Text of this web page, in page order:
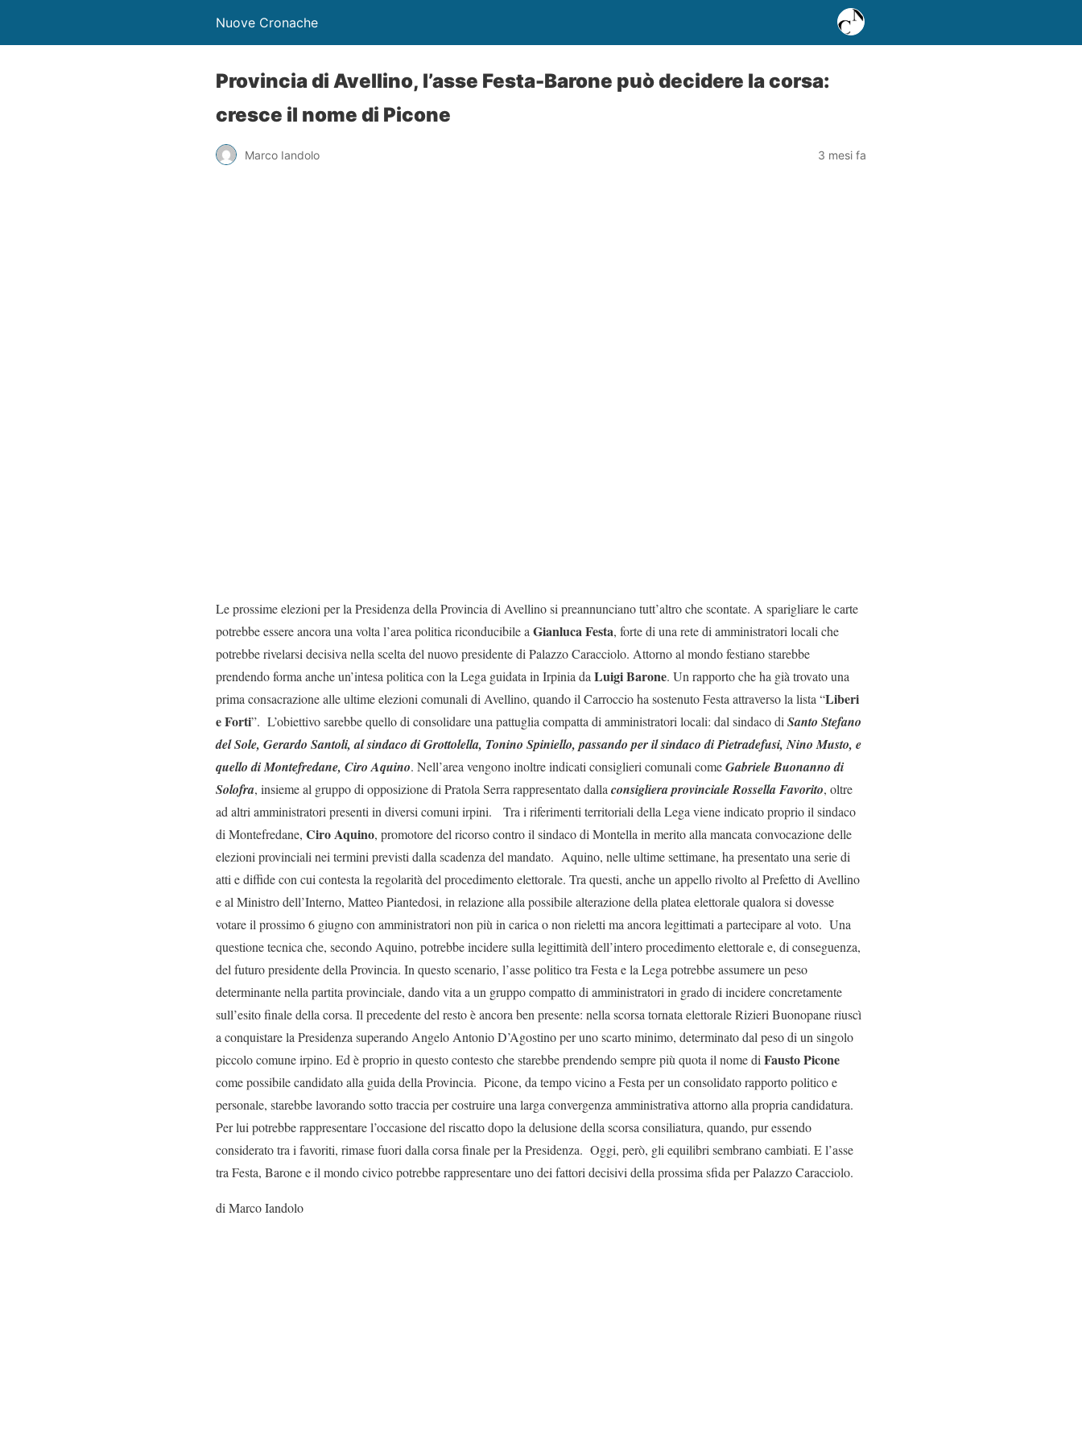
Nuove Cronache
Provincia di Avellino, l’asse Festa-Barone può decidere la corsa:
cresce il nome di Picone
Marco Iandolo 3 mesi fa
Le prossime elezioni per la Presidenza della Provincia di Avellino si preannunciano tutt’altro che scontate. A sparigliare le carte
potrebbe essere ancora una volta l’area politica riconducibile a Gianluca Festa, forte di una rete di amministratori locali che
potrebbe rivelarsi decisiva nella scelta del nuovo presidente di Palazzo Caracciolo. Attorno al mondo festiano starebbe
prendendo forma anche un’intesa politica con la Lega guidata in Irpinia da Luigi Barone. Un rapporto che ha già trovato una
prima consacrazione alle ultime elezioni comunali di Avellino, quando il Carroccio ha sostenuto Festa attraverso la lista “Liberi
e Forti”. L’obiettivo sarebbe quello di consolidare una pattuglia compatta di amministratori locali: dal sindaco di Santo Stefano
del Sole, Gerardo Santoli, al sindaco di Grottolella, Tonino Spiniello, passando per il sindaco di Pietradefusi, Nino Musto, e
quello di Montefredane, Ciro Aquino. Nell’area vengono inoltre indicati consiglieri comunali comeGabriele Buonanno di
Solofra, insieme al gruppo di opposizione di Pratola Serra rappresentato dalla consigliera provinciale Rossella Favorito, oltre
ad altri amministratori presenti in diversi comuni irpini. Tra i riferimenti territoriali della Lega viene indicato proprio il sindaco
di Montefredane, Ciro Aquino, promotore del ricorso contro il sindaco di Montella in merito alla mancata convocazione delle
elezioni provinciali nei termini previsti dalla scadenza del mandato. Aquino, nelle ultime settimane, ha presentato una serie di
atti e diffide con cui contesta la regolarità del procedimento elettorale. Tra questi, anche un appello rivolto al Prefetto di Avellino
e al Ministro dell’Interno, Matteo Piantedosi, in relazione alla possibile alterazione della platea elettorale qualora si dovesse
votare il prossimo 6 giugno con amministratori non più in carica o non rieletti ma ancora legittimati a partecipare al voto. Una
questione tecnica che, secondo Aquino, potrebbe incidere sulla legittimità dell’intero procedimento elettorale e, di conseguenza,
del futuro presidente della Provincia. In questo scenario, l’asse politico tra Festa e la Lega potrebbe assumere un peso
determinante nella partita provinciale, dando vita a un gruppo compatto di amministratori in grado di incidere concretamente
sull’esito finale della corsa. Il precedente del resto è ancora ben presente: nella scorsa tornata elettorale Rizieri Buonopane riuscì
a conquistare la Presidenza superando Angelo Antonio D’Agostino per uno scarto minimo, determinato dal peso di un singolo
piccolo comune irpino. Ed è proprio in questo contesto che starebbe prendendo sempre più quota il nome di Fausto Picone
come possibile candidato alla guida della Provincia. Picone, da tempo vicino a Festa per un consolidato rapporto politico e
personale, starebbe lavorando sotto traccia per costruire una larga convergenza amministrativa attorno alla propria candidatura.
Per lui potrebbe rappresentare l’occasione del riscatto dopo la delusione della scorsa consiliatura, quando, pur essendo
considerato tra i favoriti, rimase fuori dalla corsa finale per la Presidenza. Oggi, però, gli equilibri sembrano cambiati. E l’asse
tra Festa, Barone e il mondo civico potrebbe rappresentare uno dei fattori decisivi della prossima sfida per Palazzo Caracciolo.
di Marco Iandolo